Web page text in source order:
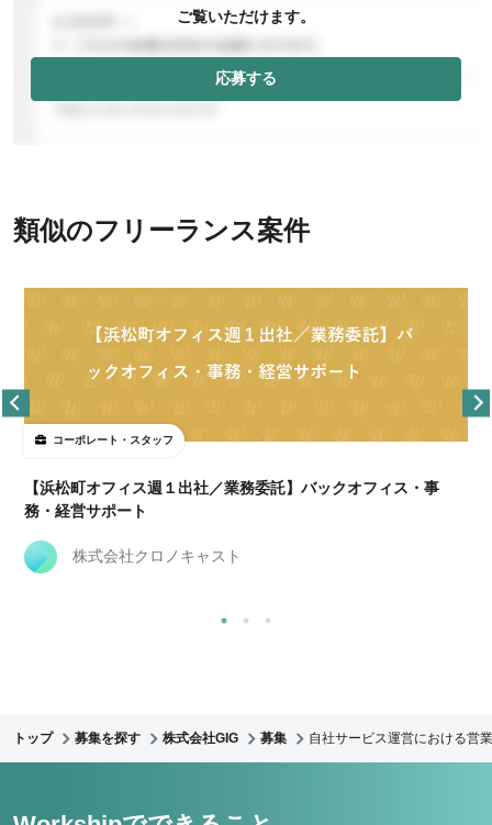
ご覧いただけます。
応募する
類似のフリーランス案件
コーポレート・スタッフ
【浜松町オフィス週１出社／業務委託】バックオフィス・事
務・経営サポート
株式会社クロノキャスト
トップ 募集を探す 株式会社GIG 募集 自社サービス運営における営